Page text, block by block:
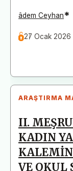
âdem Ceyhan*
27 Ocak 2026
ARAŞTIRMA
II.
KADIN
VE OKUL